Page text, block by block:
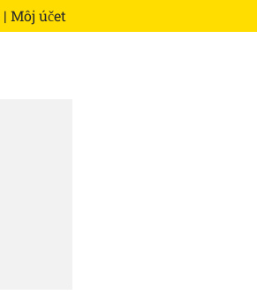
| Môj účet